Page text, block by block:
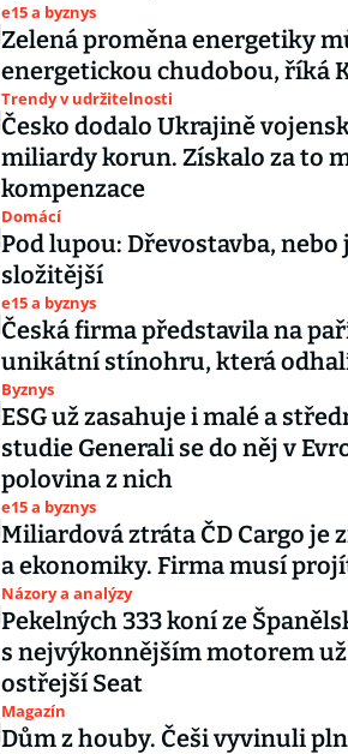
e15 a byznys
Zelená proměna energetiky
energetickou chudobou, říká
Trendy v udržitelnosti
Česko dodalo Ukrajině
miliardy korun. Získalo za to
kompenzace
Domácí
Pod lupou: Dřevostavba, nebo
složitější
e15 a byznys
Česká firma představila na
unikátní stínohru, která
Byznys
ESG už zasahuje i malé a
studie Generali se do něj v
polovina z nich
e15 a byznys
Miliardová ztráta ČD Cargo je
a ekonomiky. Firma musí
Názory a analýzy
Pekelných 333 koní ze
s nejvýkonnějším motorem
ostřejší Seat
Magazín
Dům z houby. Češi vyvinuli